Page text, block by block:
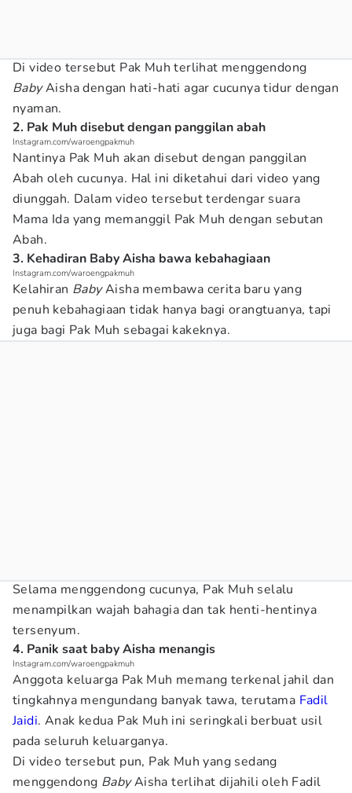
Di video tersebut Pak Muh terlihat menggendong
BabyAisha dengan hati-hati agar cucunya tidur dengan
nyaman.
2. Pak Muh disebut dengan panggilan abah
Instagram.com/waroengpakmuh
Nantinya Pak Muh akan disebut dengan panggilan
Abah oleh cucunya. Hal ini diketahui dari video yang
diunggah. Dalam video tersebut terdengar suara
Mama Ida yang memanggil Pak Muh dengan sebutan
Abah.
3. Kehadiran Baby Aisha bawa kebahagiaan
Instagram.com/waroengpakmuh
Kelahiran BabyAisha membawa cerita baru yang
penuh kebahagiaan tidak hanya bagi orangtuanya, tapi
juga bagi Pak Muh sebagai kakeknya.
Selama menggendong cucunya, Pak Muh selalu
menampilkan wajah bahagia dan tak henti-hentinya
tersenyum.
4. Panik saat baby Aisha menangis
Instagram.com/waroengpakmuh
Anggota keluarga Pak Muh memang terkenal jahil dan
tingkahnya mengundang banyak tawa, terutama Fadil
Jaidi. Anak kedua Pak Muh ini seringkali berbuat usil
pada seluruh keluarganya.
Di video tersebut pun, Pak Muh yang sedang
menggendong BabyAisha terlihat dijahili oleh Fadil